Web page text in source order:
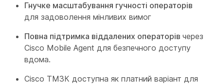
Гнучке масштабування гучності операторів
для задоволення мінливих вимог
Повна підтримка віддалених операторів через
Cisco Mobile Agent для безпечного доступу
вдома.
Cisco ТМЗК доступна як платний варіант для